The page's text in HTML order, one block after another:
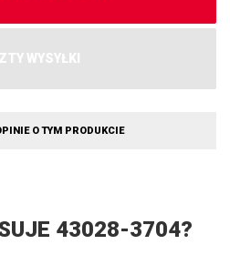
WYSYŁKI
O TYM PRODUKCIE
43028-3704?